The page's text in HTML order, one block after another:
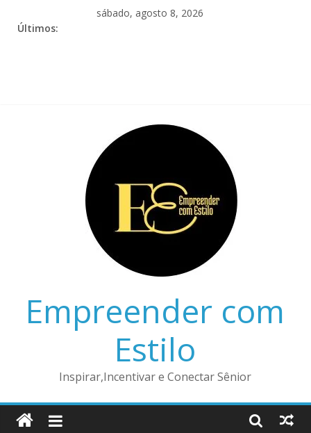
sábado, agosto 8, 2026
Últimos:
Empreender com
Estilo
Inspirar,Incentivar e Conectar Sênior